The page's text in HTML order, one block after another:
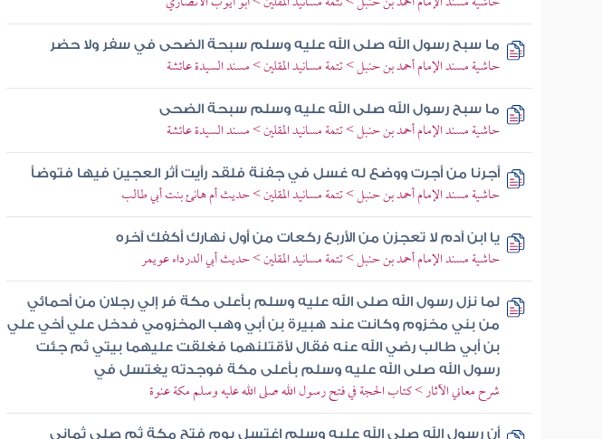
ما سبح رسول الله صلى الله عليه وسلم سبحة الضحى في سفر ولا حضر
حاشية مسند الإمام أحمد بن حنبل > تتمة مسانيد المقلين > مسند السيدة عائشة
ما سبح رسول الله صلى الله عليه وسلم سبحة الضحى
حاشية مسند الإمام أحمد بن حنبل > تتمة مسانيد المقلين > مسند السيدة عائشة
أجرنا من أجرت ووضع له غسل في جفنة فلقد رأيت أثر العجين فيها فتوضأ
حاشية مسند الإمام أحمد بن حنبل > تتمة مسانيد المقلين > حديث أم هانئ بنت أبي طالب
يا ابن آدم لا تعجزن من الأربع ركعات من أول نهارك أكفك آخره
حاشية مسند الإمام أحمد بن حنبل > تتمة مسانيد المقلين > حديث أبي الدرداء عويمر
لما نزل رسول الله صلى الله عليه وسلم بأعلى مكة فر إلي رجلان من أحمائي
من بني مخزوم وكانت عند هبيرة بن أبي وهب المخزومي فدخل علي أخي علي
بن أبي طالب رضي الله عنه فقال لأقتلنهما فغلقت عليهما بيتي ثم جئت
رسول الله صلى الله عليه وسلم بأعلى مكة فوجدته يغتسل في
شرح معاني الآثار > كتاب الحجة في فتح رسول الله صلى الله عليه وسلم مكة عنوة
أن رسول الله صلى الله عليه وسلم اغتسل يوم فتح مكة ثم صلى ثماني